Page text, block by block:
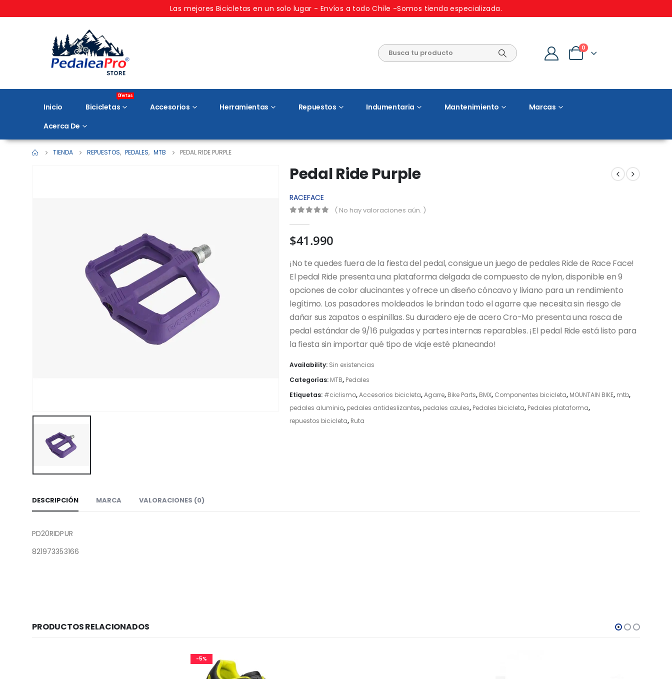
Las mejores Bicicletas en un solo lugar - Envíos a todo Chile -Somos tienda especializada.
0
Inicio Bicicletas
Ofertas
Accesorios Herramientas Repuestos Indumentaria Mantenimiento
Marcas
Acerca De
TIENDA REPUESTOS, PEDALES, MTB PEDAL RIDE PURPLE
Pedal Ride Purple
RACEFACE
( No hay valoraciones aún. )
$41.990
¡No te quedes fuera de la fiesta del pedal, consigue un juego de pedales Ride de Race Face!
El pedal Ride presenta una plataforma delgada de compuesto de nylon, disponible en 9
opciones de color alucinantes y ofrece un diseño cóncavo y liviano para un rendimiento
legítimo. Los pasadores moldeados le brindan todo el agarre que necesita sin riesgo de
dañar sus zapatos o espinillas. Su duradero eje de acero Cro-Mo presenta una rosca de
pedal estándar de 9/16 pulgadas y partes internas reparables. ¡El pedal Ride está listo para
la fiesta sin importar qué tipo de viaje esté planeando!
Availability: Sin existencias
Categorías: MTB, Pedales
Etiquetas: #ciclismo,Accesorios bicicleta,Agarre, Bike Parts, BMX, Componentes bicicleta, MOUNTAIN BIKE, mtb,
pedales aluminio, pedales antideslizantes, pedales azules, Pedales bicicleta, Pedales plataforma,
repuestos bicicleta, Ruta
DESCRIPCIÓN MARCA VALORACIONES (0)
PD20RIDPUR
821973353166
PRODUCTOS RELACIONADOS
-5%